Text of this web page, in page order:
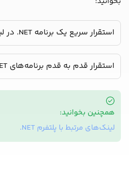
استقرار سریع یک برنامه NET. در لیارا
استقرار قدم به قدم برنامه‌های NET. در لیارا
همچنین بخوانید:
لینک‌های مرتبط با پلتفرم NET.